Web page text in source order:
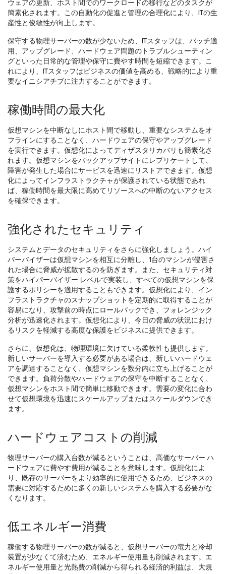
ウェアの更新、ホスト間でのワークロードの移行などのタスクが
簡素化されます。この自動化の促進と管理の合理化により、ITの生
産性と俊敏性が向上します。
保守する物理サーバーの数が少ないため、ITスタッフは、パッチ適
用、アップグレード、ハードウェア問題のトラブルシューティン
グといった日常的な管理や保守に費やす時間を短縮できます。こ
れにより、ITスタッフはビジネスの価値を高める、戦略的により重
要なイニシアチブに注力することができます。
稼働時間の最大化
仮想マシンを中断なしにホスト間で移動し、重要なシステムをオ
フラインにすることなく、ハードウェアの保守やアップグレード
を実行できます。仮想化によってディザスタリカバリも簡素化さ
れます。仮想マシンをバックアップサイトにレプリケートして、
障害が発生した場合にサービスを迅速にリストアできます。仮想
化によってインフラストラクチャが保護されている状態であれ
ば、稼働時間を最大限に高めてリソースへの中断のないアクセス
を確保できます。
強化されたセキュリティ
システムとデータのセキュリティをさらに強化しましょう。ハイ
パーバイザーは仮想マシンを相互に分離し、1台のマシンが侵害さ
れた場合に脅威が拡散するのを防ぎます。また、セキュリティ対
策をハイパーバイザー レベルで実装し、すべての仮想マシンを保
護するポリシーを適用することもできます。仮想化により、イン
フラストラクチャのスナップショットを定期的に取得することが
容易になり、攻撃前の時点にロールバックでき、フォレンジック
分析が迅速化されます。仮想化により、今日の脅威の状況におけ
るリスクを軽減する高度な保護をビジネスに提供できます。
さらに、仮想化は、物理環境に欠けている柔軟性も提供します。
新しいサーバーを導入する必要がある場合は、新しいハードウェ
アを調達することなく、仮想マシンを数分内に立ち上げることが
できます。負荷分散やハードウェアの保守を中断することなく、
仮想マシンをホスト間で簡単に移動できます。需要の変化に合わ
せて仮想環境を迅速にスケールアップまたはスケールダウンでき
ます。
ハードウェアコストの削減
物理サーバーの購入台数が減るということは、高価なサーバー ハ
ードウェアに費やす費用が減ることを意味します。仮想化によ
り、既存のサーバーをより効率的に使用できるため、ビジネスの
需要に対応するために多くの新しいシステムを購入する必要がな
くなります。
低エネルギー消費
稼働する物理サーバーの数が減ると、仮想サーバーの電力と冷却
装置が少なくて済むため、エネルギー使用量も削減されます。エ
ネルギー使用量と光熱費の削減から得られる経済的利益は、大規